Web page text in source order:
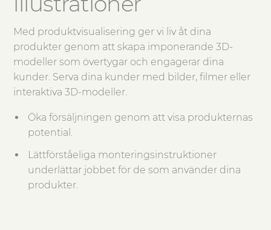
Med produktvisualisering ger vi liv åt dina
produkter genom att skapa imponerande 3D-
modeller som övertygar och engagerar dina
kunder. Serva dina kunder med bilder, filmer eller
interaktiva 3D-modeller.
Öka försäljningen genom att visa produkternas
potential.
Lättförståeliga monteringsinstruktioner
underlättar jobbet för de som använder dina
produkter.